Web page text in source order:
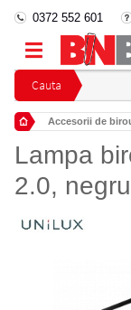
Cauta
0372 552 601
Accesorii de
Lampa
2.0,